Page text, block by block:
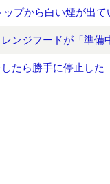
プから白い煙が出
ンジフードが「準備
たら勝手に停止した